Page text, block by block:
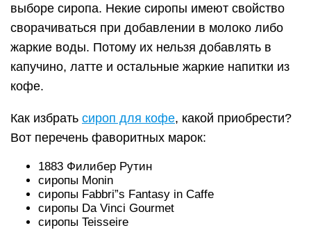
выборе сиропа. Некие сиропы имеют свойство
сворачиваться при добавлении в молоко либо
жаркие воды. Потому их нельзя добавлять в
капучино, латте и остальные жаркие напитки из
кофе.
Как избрать сироп для кофе, какой приобрести?
Вот перечень фаворитных марок:
1883 Филибер Рутин
сиропы Monin
сиропы Fabbri”s Fantasy in Caffe
сиропы Da Vinci Gourmet
сиропы Teisseire